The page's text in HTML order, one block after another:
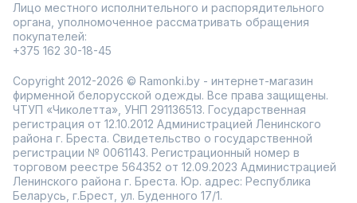
Лицо местного исполнительного и распорядительного
органа, уполномоченное рассматривать обращения
покупателей:
+375 162 30-18-45
Copyright 2012-2026 © Ramonki.by - интернет-магазин
фирменной белорусской одежды. Все права защищены.
ЧТУП «Чиколетта», УНП 291136513. Государственная
регистрация от 12.10.2012 Администрацией Ленинского
района г. Бреста. Свидетельство о государственной
регистрации № 0061143. Регистрационный номер в
торговом реестре 564352 от 12.09.2023 Администрацией
Ленинского района г. Бреста. Юр. адрес: Республика
Беларусь, г.Брест, ул. Буденного 17/1.